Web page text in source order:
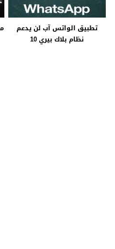
تطبيق الواتس آب لن يدعم
نظام بلاك بيري 10